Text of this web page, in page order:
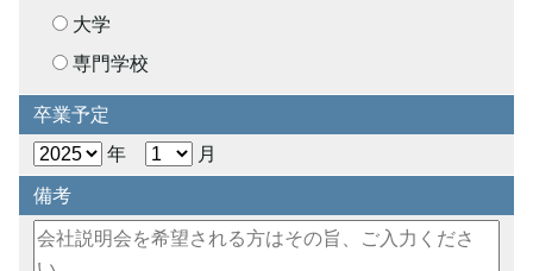
大学
専門学校
卒業予定
年
月
備考